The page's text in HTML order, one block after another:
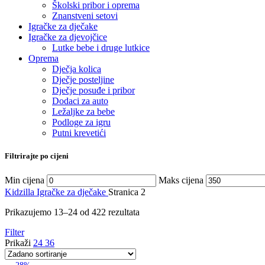
Školski pribor i oprema
Znanstveni setovi
Igračke za dječake
Igračke za djevojčice
Lutke bebe i druge lutkice
Oprema
Dječja kolica
Dječje posteljine
Dječje posuđe i pribor
Dodaci za auto
Ležaljke za bebe
Podloge za igru
Putni krevetići
Filtrirajte po cijeni
Min cijena Maks cijena
Kidzilla Igračke za dječake Stranica 2
Prikazujemo 13–24 od 422 rezultata
Filter
Prikaži 24 36